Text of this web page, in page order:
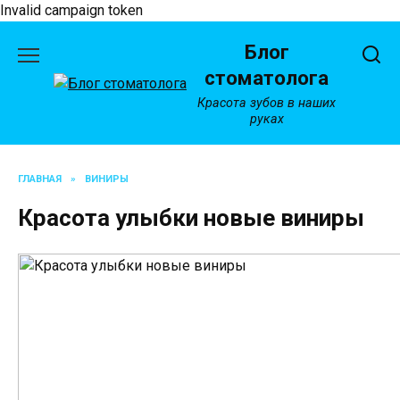
Invalid campaign token
содержанию
Блог
стоматолога
Красота зубов в наших
руках
ГЛАВНАЯ » ВИНИРЫ
Красота улыбки новые виниры